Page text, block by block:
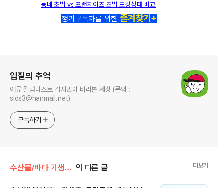
동네 초밥 vs 프랜차이즈 초밥 포장상태 비교
정기구독자를 위한 즐겨찾기+
입질의 추억
어류 칼럼니스트 김지민이 바라본 세상 (문의 :
slds3@hanmail.net)
구독하기
수산물/바다 기생충 이야기 의 다른 글 더보기